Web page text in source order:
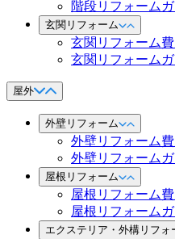
階段リフォーム
玄関リフォーム
玄関リフォーム
玄関リフォーム
屋外
外壁リフォーム
外壁リフォーム
外壁リフォーム
屋根リフォーム
屋根リフォーム
屋根リフォーム
エクステリア・外構リフォ